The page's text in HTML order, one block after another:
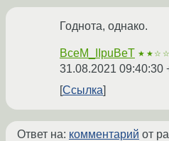
Годнота, однако.
BceM_IIpuBeT
31.08.2021 09:40:30
Ссылка
Ответ на: комментарий от